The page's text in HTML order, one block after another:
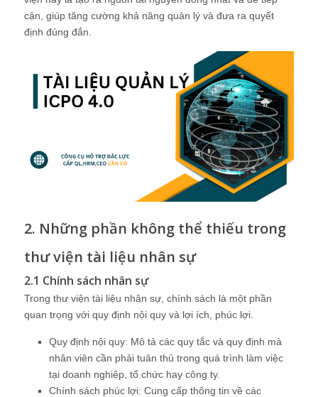
cận, giúp tăng cường khả năng quản lý và đưa ra quyết
định đúng đắn.
2. Những phần không thể thiếu trong
thư viện tài liệu nhân sự
2.1 Chính sách nhân sự
Trong thư viện tài liệu nhân sự, chính sách là một phần
quan trọng với quy định nội quy và lợi ích, phúc lợi.
Quy định nội quy: Mô tả các quy tắc và quy định mà
nhân viên cần phải tuân thủ trong quá trình làm việc
tại doanh nghiệp, tổ chức hay công ty.
Chính sách phúc lợi: Cung cấp thông tin về các